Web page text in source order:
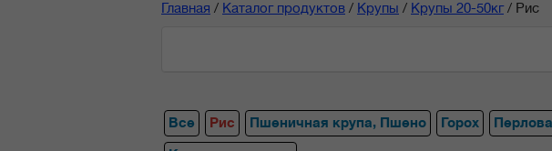
Главная / Каталог продуктов / Крупы / Крупы 20-50кг/ Рис
Все Рис Пшеничная крупа, Пшено Горох